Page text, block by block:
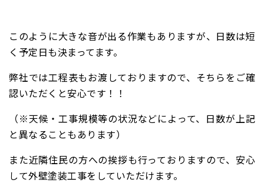
このように大きな音が出る作業もありますが、日数は短
く予定日も決まってます。
弊社では工程表もお渡しておりますので、そちらをご確
認いただくと安心です！！
（※天候・工事規模等の状況などによって、日数が上記
と異なることもあります）
また近隣住民の方への挨拶も行っておりますので、安心
して外壁塗装工事をしていただけます。